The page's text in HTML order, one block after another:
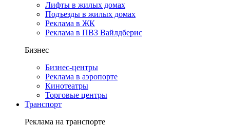
Лифты в жилых домах
Подъезды в жилых домах
Реклама в ЖК
Реклама в ПВЗ Вайлдберис
Бизнес
Бизнес-центры
Реклама в аэропорте
Кинотеатры
Торговые центры
Транспорт
Реклама на транспорте